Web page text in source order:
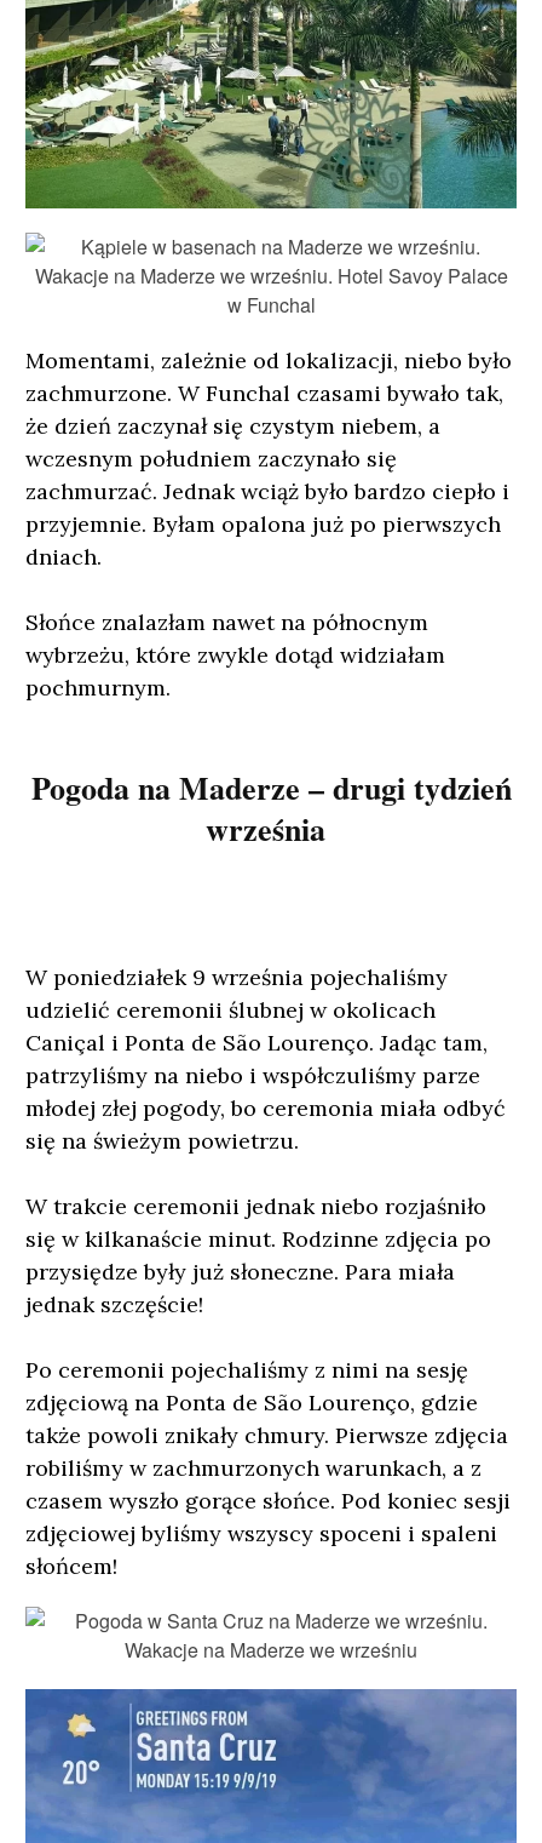
Momentami, zależnie od lokalizacji, niebo było
zachmurzone. W Funchal czasami bywało tak,
że dzień zaczynał się czystym niebem, a
wczesnym południem zaczynało się
zachmurzać. Jednak wciąż było bardzo ciepło i
przyjemnie. Byłam opalona już po pierwszych
dniach.
Słońce znalazłam nawet na północnym
wybrzeżu, które zwykle dotąd widziałam
pochmurnym.
Pogoda na Maderze – drugi tydzień
września
W poniedziałek 9 września pojechaliśmy
udzielić ceremonii ślubnej w okolicach
Caniçal i Ponta de São Lourenço. Jadąc tam,
patrzyliśmy na niebo i współczuliśmy parze
młodej złej pogody, bo ceremonia miała odbyć
się na świeżym powietrzu.
W trakcie ceremonii jednak niebo rozjaśniło
się w kilkanaście minut. Rodzinne zdjęcia po
przysiędze były już słoneczne. Para miała
jednak szczęście!
Po ceremonii pojechaliśmy z nimi na sesję
zdjęciową na Ponta de São Lourenço, gdzie
także powoli znikały chmury. Pierwsze zdjęcia
robiliśmy w zachmurzonych warunkach, a z
czasem wyszło gorące słońce. Pod koniec sesji
zdjęciowej byliśmy wszyscy spoceni i spaleni
słońcem!